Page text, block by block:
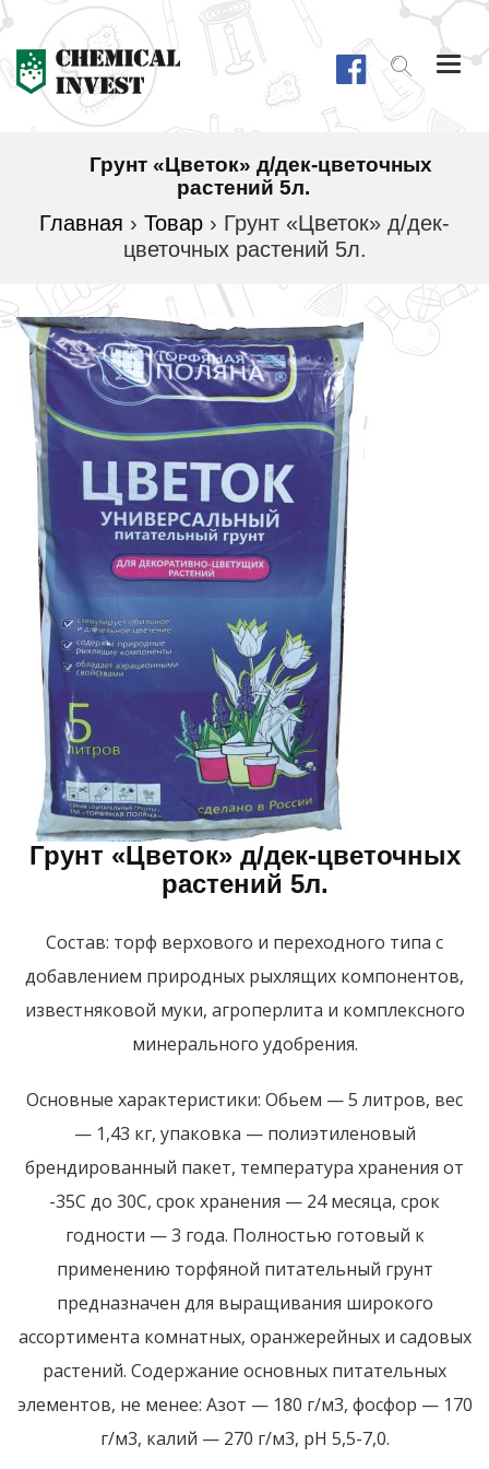
Грунт «Цветок» д/дек-цветочных
растений 5л.
Главная › Товар › Грунт «Цветок» д/дек-
цветочных растений 5л.
Грунт «Цветок» д/дек-цветочных
растений 5л.
Состав: торф верхового и переходного типа с
добавлением природных рыхлящих компонентов,
известняковой муки, агроперлита и комплексного
минерального удобрения.
Основные характеристики: Обьем — 5 литров, вес
— 1,43 кг, упаковка — полиэтиленовый
брендированный пакет, температура хранения от
-35С до 30С, срок хранения — 24 месяца, срок
годности — 3 года. Полностью готовый к
применению торфяной питательный грунт
предназначен для выращивания широкого
ассортимента комнатных, оранжерейных и садовых
растений. Содержание основных питательных
элементов, не менее: Азот — 180 г/м3, фосфор — 170
г/м3, калий — 270 г/м3, рН 5,5-7,0.